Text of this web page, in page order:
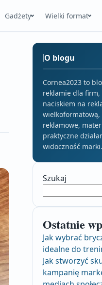
Gadżety Wielki format
O blogu
Cornea2023 to
reklamie dla firm,
naciskiem na
reklamowe,
praktyczne
widoczność marki.
Szukaj
Ostatnie
Jak wybrać
idealne do
Jak stworzyć
kampanię